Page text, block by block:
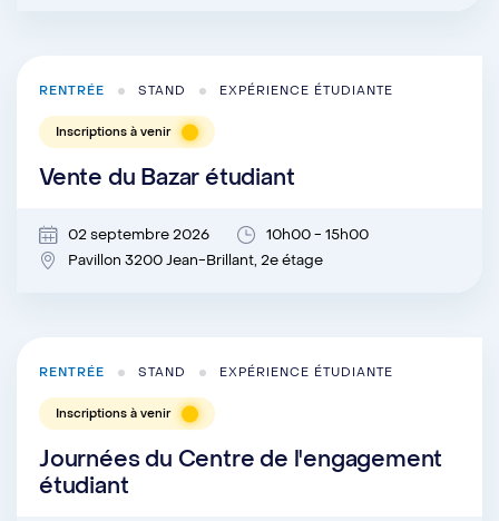
RENTRÉE STAND EXPÉRIENCE ÉTUDIANTE
Inscriptions à venir
Vente du Bazar étudiant
02 septembre 2026
10h00 - 15h00
Pavillon 3200 Jean-Brillant, 2e étage
RENTRÉE STAND EXPÉRIENCE ÉTUDIANTE
Inscriptions à venir
Journées du Centre de l'engagement
étudiant